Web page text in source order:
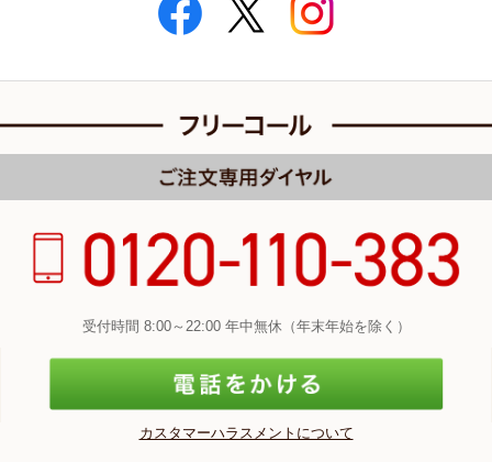
受付時間 8:00～22:00 年中無休（年末年始を除く）
カスタマーハラスメントについて